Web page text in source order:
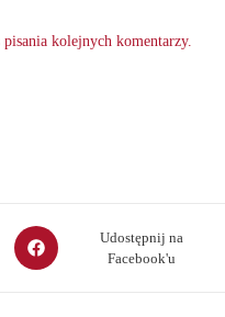
kolejnych komentarzy.
Opens
in
Udostępnij na
Facebook'u